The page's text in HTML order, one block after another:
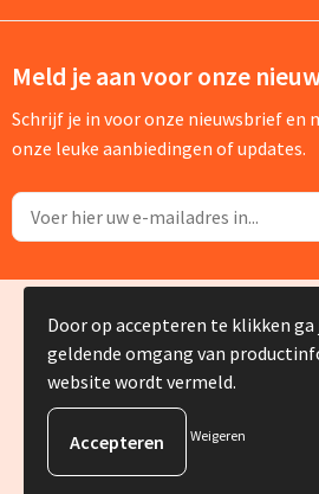
Meld je aan voor onze
Schrijf je in voor onze nieuwsbrief en
onze leuke aanbiedingen of updates.
© Copyright Silvia Bruin
Door op accepteren te klikken
geldende omgang van
website wordt vermeld.
Weigeren